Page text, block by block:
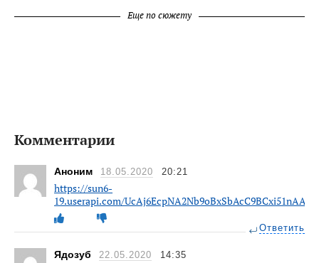
Еще по сюжету
Комментарии
Аноним 18.05.2020 20:21
https://sun6-
19.userapi.com/
Ответить
Ядозуб 22.05.2020 14:35